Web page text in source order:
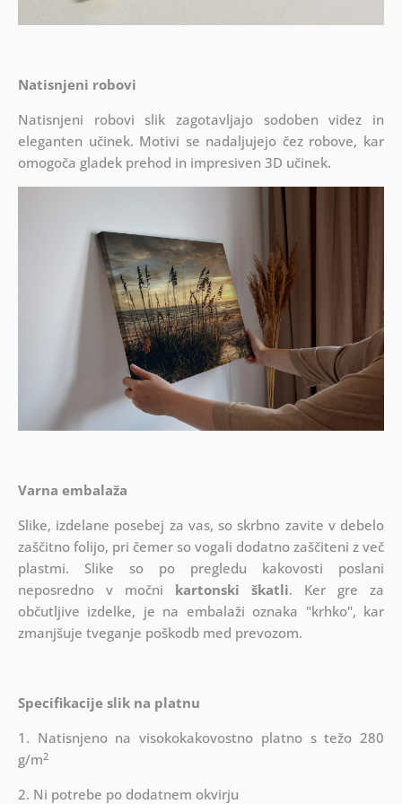
Natisnjeni robovi
Natisnjeni robovi slik zagotavljajo sodoben videz in
eleganten učinek. Motivi se nadaljujejo čez robove, kar
omogoča gladek prehod in impresiven 3D učinek.
Varna embalaža
Slike, izdelane posebej za vas, so skrbno zavite v debelo
zaščitno folijo, pri čemer so vogali dodatno zaščiteni z več
plastmi. Slike so po pregledu kakovosti poslani
neposredno v močni kartonski škatli. Ker gre za
občutljive izdelke, je na embalaži oznaka "krhko", kar
zmanjšuje tveganje poškodb med prevozom.
Specifikacije slik na platnu
1. Natisnjeno na visokokakovostno platno s težo 280
g/m2
2. Ni potrebe po dodatnem okvirju